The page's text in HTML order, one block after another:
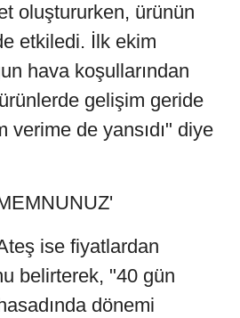
oluştururken, ürünün
etkiledi. İlk ekim
hava koşullarından
gelişim geride
verime de yansıdı" diye
ise fiyatlardan
belirterek, "40 gün
dönemi